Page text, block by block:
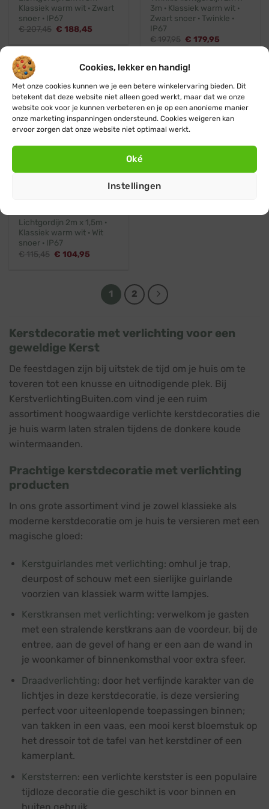
Cookies, lekker en handig!
Met onze cookies kunnen we je een betere winkelervaring bieden. Dit
betekent dat deze website niet alleen goed werkt, maar dat we onze
website ook voor je kunnen verbeteren en je op een anonieme manier
onze marketing inspanningen ondersteund. Cookies weigeren kan
ervoor zorgen dat onze website niet optimaal werkt.
Oké
Instellingen
Klassiek warm wit · Zwart
snoer · IP67
€207,45 Oorspronkelijke
€ 188,45
3m · Klassiek warm wit ·
Zwart snoer · Twinkle ·
IP67
€197,95 Oorspronkelijke
prijs
€ 197,95.
€ 179,95
prijs
Klassiek warm wit
Wit snoer
Lichtgordijn 2m x 1,5m ·
Klassiek warm wit · Wit
snoer · IP67
€115,45 Oorspronkelijke
€ 104,95
1 2
Kerstdecoratie met verlichting voor een
geweldige Kerst
De feestdagen zijn bij uitstek de tijd om je huis om te
toveren tot een knusse en uitnodigende plek. Bij
KerstverlichtingBuiten.com vind je een ruim
assortiment hoogwaardige verlichte kerstdecoraties die
je huis warm laten stralen tijdens de donkere koude
wintermaanden.
Prachtige kerstdecoratie met verlichting
producten
In ons grote assortiment vind je zowel klassieke als
moderne kerstdecoratie om je huis te versieren met een
magische gloed:
Kerstguirlandes met verlichting: omhul je trap,
deurpost of schouw met een sierlijke guirlande
voorzien van klassiek warm witte lampjes.
Kerstkransen met verlichting: verwelkom je gasten
met een stralende kerstkrans aan de voordeur, bij de
entree, aan de gevel of hang er een aan de wand in
je woonkamer of binnenkomsthal voor extra sfeer.
Draadverlichting: door het verfijnde karakter van de
lichtjes in deze kerstdecoratie, is deze versiering
perfect voor uiteenlopende toepassingen binnen;
van takken in een vaas, een mooi kerst bloemstuk op
het dressoir tot de tafel van het kerstdiner of een
kamerplant.
Kerststerren: een verlichte kerststeris een populaire
tijdloze decoratie die geschikt is voor binnen en
buiten gebruik.